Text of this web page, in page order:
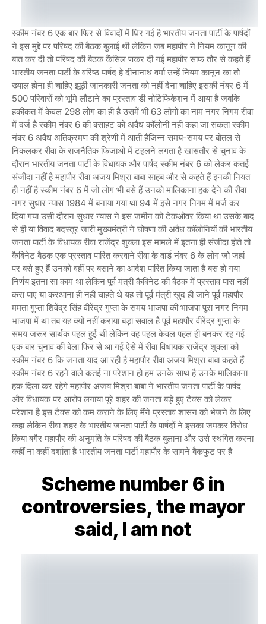
स्कीम नंबर 6 एक बार फिर से विवादों में घिर गई है भारतीय जनता पार्टी के पार्षदों
ने इस मुद्दे पर परिषद की बैठक बुलाई थी लेकिन जब महापौर ने नियम कानून की
बात कर दी तो परिषद की बैठक कैंसिल णकर दी गई महापौर साफ तौर से कहते हैं
भारतीय जनता पार्टी के वरिष्ठ पार्षद हे दीनानाथ वर्मा उन्हें नियम कानून का तो
ख्याल होना ही चाहिए झूठी जानकारी जनता को नहीं देना चाहिए इसकी नंबर 6 में
500 परिवारों को भूमि लौटाने का प्रस्ताव डी नोटिफिकेशन में आया है जबकि
हकीकत में केवल 298 लोग का ही है उसमें भी 63 लोगों का नाम नगर निगम रीवा
में दर्ज है स्कीम नंबर 6 की बसाहट को अवैध कॉलोनी नहीं कहा जा सकता स्कीम
नंबर 6 अवैध अतिक्रमण की श्रेणी में आती हैजिन्न समय-समय पर बोतल से
निकलकर रीवा के राजनैतिक फिजाओं में टहलने लगता है खासतौर से चुनाव के
दौरान भारतीय जनता पार्टी के विधायक और पार्षद स्कीम नंबर 6 को लेकर कतई
संजीदा नहीं है महापौर रीवा अजय मिश्रा बाबा साहब और से कहते हैं इनकी नियत
ही नहीं है स्कीम नंबर 6 में जो लोग भी बसे हैं उनको मालिकाना हक देने की रीवा
नगर सुधार न्यास 1984 में बनाया गया था 94 में इसे नगर निगम में मर्ज कर
दिया गया उसी दौरान सुधार न्यास ने इस जमीन को टेकओवर किया था उसके बाद
से ही या विवाद बदस्तूर जारी मुख्यमंत्री ने घोषणा की अवैध कॉलोनियों की भारतीय
जनता पार्टी के विधायक रीवा राजेंद्र शुक्ला इस मामले में इतना ही संजीदा होते तो
कैबिनेट बैठक एक प्रस्ताव पारित करवाने रीवा के वार्ड नंबर 6 के लोग जो जहां
पर बसे हुए हैं उनको वहीं पर बसाने का आदेश पारित किया जाता है बस हो गया
निर्णय इतना सा काम था लेकिन पूर्व मंत्री कैबिनेट की बैठक में प्रस्ताव पास नहीं
करा पाए या करआना ही नहीं चाहते थे यह तो पूर्व मंत्री खुद ही जाने पूर्व महापौर
ममता गुप्ता शिवेंद्र सिंह वीरेंद्र गुप्ता के समय भाजपा की भाजपा पूरा नगर निगम
भाजपा में था तब यह क्यों नहीं कराया बड़ा सवाल है पूर्व महापौर वीरेंद्र गुप्ता के
समय जरूर सार्थक पहल हुई थी लेकिन वह पहल केवल पहल ही बनकर रह गई
एक बार चुनाव की बेला फिर से आ गई ऐसे में रीवा विधायक राजेंद्र शुक्ला को
स्कीम नंबर 6 कि जनता याद आ रही है महापौर रीवा अजय मिश्रा बाबा कहते हैं
स्कीम नंबर 6 रहने वाले कतई ना परेशान हो हम उनके साथ है उनके मालिकाना
हक दिला कर रहेगे महापौर अजय मिश्रा बाबा ने भारतीय जनता पार्टी के पार्षद
और विधायक पर आरोप लगाया पूरे शहर की जनता बड़े हुए टैक्स को लेकर
परेशान है इस टैक्स को कम कराने के लिए मैंने प्रस्ताव शासन को भेजने के लिए
कहा लेकिन रीवा शहर के भारतीय जनता पार्टी के पार्षदों ने इसका जमकर विरोध
किया बगैर महापौर की अनुमति के परिषद की बैठक बुलाना और उसे स्थगित करना
कहीं ना कहीं दर्शाता है भारतीय जनता पार्टी महापौर के सामने बैकफुट पर है
Scheme number 6 in
controversies, the mayor
said, I am not